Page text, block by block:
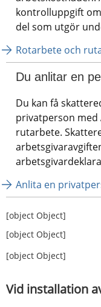
kontrolluppgift
del som utgör
Rotarbete och
Du anlitar en
Du kan få
privatperson
rutarbete.
Anlita en
[object Object]
[object Object]
[object Object]
Vid installation